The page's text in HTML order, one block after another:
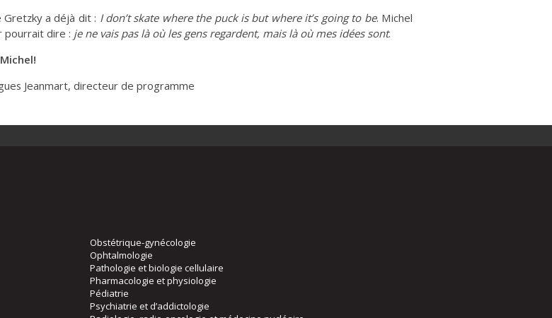
Gretzky a déjà dit : I don’t skate where the puck is but where it’s going to be. Michel
pourrait dire : je ne vais pas là où les gens regardent, mais là où mes idées sont.
Jeanmart, directeur de programme
Obstétrique-gynécologie
Ophtalmologie
Pathologie et biologie cellulaire
Pharmacologie et physiologie
Pédiatrie
Psychiatrie et d’addictologie